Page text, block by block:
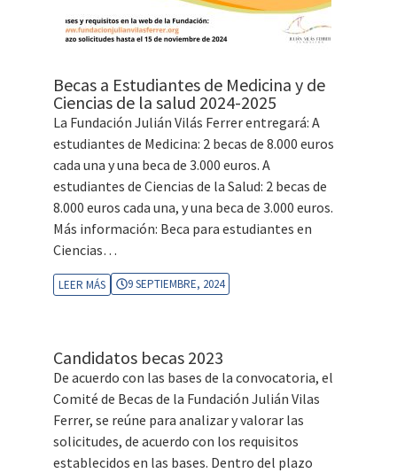
Becas a Estudiantes de Medicina y de
Ciencias de la salud 2024-2025
La Fundación Julián Vilás Ferrer entregará: A
estudiantes de Medicina: 2 becas de 8.000 euros
cada una y una beca de 3.000 euros. A
estudiantes de Ciencias de la Salud: 2 becas de
8.000 euros cada una, y una beca de 3.000 euros.
Más información: Beca para estudiantes en
Ciencias…
LEER MÁS 9 SEPTIEMBRE, 2024
Candidatos becas 2023
De acuerdo con las bases de la convocatoria, el
Comité de Becas de la Fundación Julián Vilas
Ferrer, se reúne para analizar y valorar las
solicitudes, de acuerdo con los requisitos
establecidos en las bases. Dentro del plazo